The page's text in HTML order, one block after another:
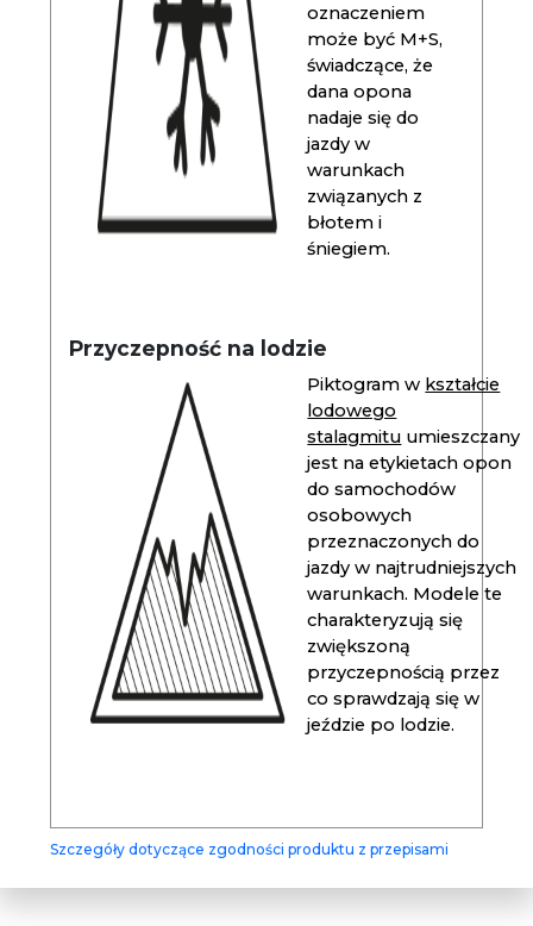
oznaczeniem
może być M+S,
świadczące, że
dana opona
nadaje się do
jazdy w
warunkach
związanych z
błotem i
śniegiem.
Przyczepność na lodzie
Piktogram w kształcie
lodowego
stalagmitu umieszczany
jest na etykietach opon
do samochodów
osobowych
przeznaczonych do
jazdy w najtrudniejszych
warunkach. Modele te
charakteryzują się
zwiększoną
przyczepnością przez
co sprawdzają się w
jeździe po lodzie.
Szczegóły dotyczące zgodności produktu z przepisami